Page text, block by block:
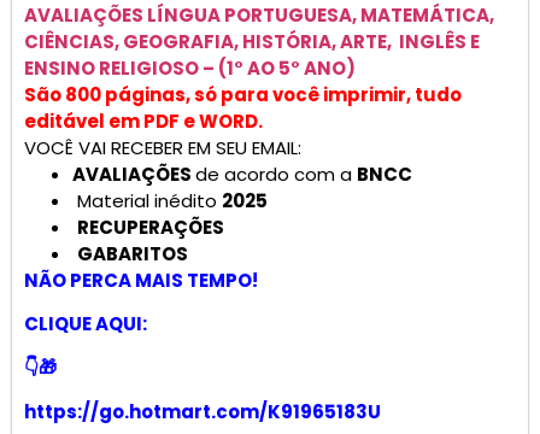
AVALIAÇÕES LÍNGUA PORTUGUESA, MATEMÁTICA,
CIÊNCIAS, GEOGRAFIA, HISTÓRIA, ARTE, INGLÊS E
ENSINO RELIGIOSO – (1° AO 5° ANO)
São 800 páginas, só para você imprimir, tudo
editável em PDF e WORD.
VOCÊ VAI RECEBER EM SEU EMAIL:
AVALIAÇÕESde acordo com a BNCC
Material inédito 2025
RECUPERAÇÕES
GABARITOS
NÃO PERCA MAIS TEMPO!
CLIQUE AQUI:
👇🎁
https://go.hotmart.com/K91965183U